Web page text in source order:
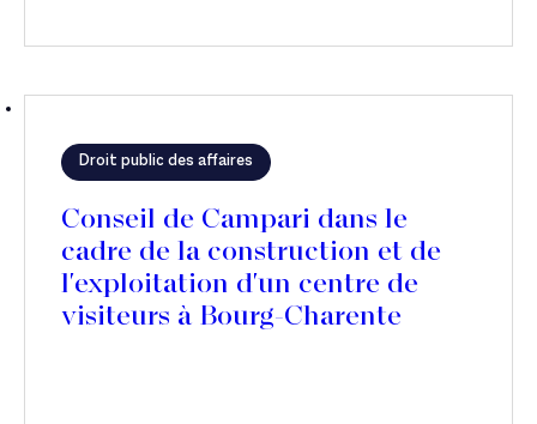
Droit public des affaires
Conseil de Campari dans le
cadre de la construction et de
l'exploitation d'un centre de
visiteurs à Bourg-Charente